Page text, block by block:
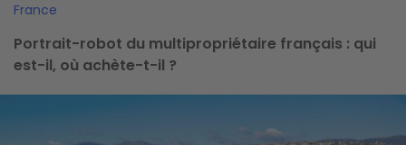
France
Portrait-robot du multipropriétaire français : qui
est-il, où achète-t-il ?